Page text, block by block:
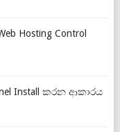
Hosting Control
Install කරන ආකාරය